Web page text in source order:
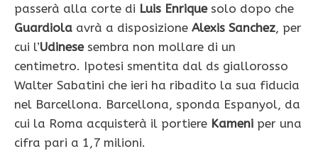
passerà alla corte di Luis Enriquesolo dopo che
Guardiola avrà a disposizione Alexis Sanchez, per
cui l’Udinesesembra non mollare di un
centimetro. Ipotesi smentita dal ds giallorosso
Walter Sabatini che ieri ha ribadito la sua fiducia
nel Barcellona. Barcellona, sponda Espanyol, da
cui la Roma acquisterà il portiere Kameni per una
cifra pari a 1,7 milioni.